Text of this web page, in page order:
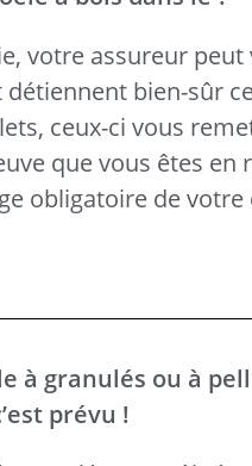
votre assureur
bien-sûr
ceux-ci vous
que vous êtes
obligatoire de
à granulés ou à
prévu !